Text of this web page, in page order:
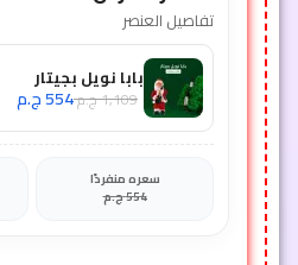
تفاصيل العنصر
بابا نويل بجيتار
1,109ج.م554ج.م
سعره منفردًا
554ج.م